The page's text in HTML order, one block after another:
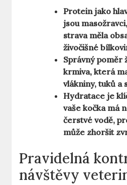
Protein jako
jsou
strava měla
živočišné
Správný poměr
krmiva, která
vlákniny, tuků a
Hydratace je
vaše kočka má
čerstvé vodě,
může zhoršit
Pravidelná
návštěvy